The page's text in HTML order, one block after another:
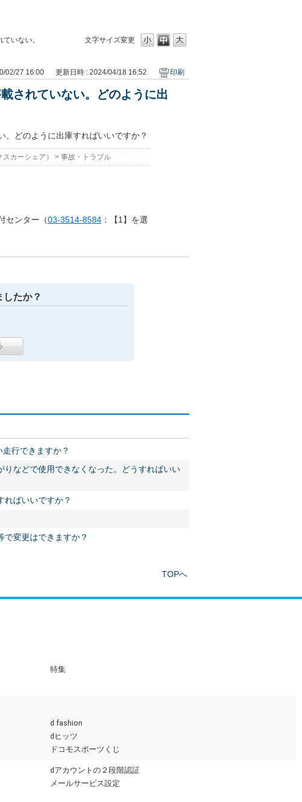
文字サイズ変更
いない。
02/27 16:00 更新日時 : 2024/04/18 16:52 印刷
されていない。どのように出
。どのように出庫すればいいですか？
カーシェア） > 事故・トラブル
センター（03-3514-8584：【1】を選
したか？
行できますか？
などで使用できなくなった。どうすればいい
ればいいですか？
で変更はできますか？
TOPへ
特集
d fashion
dヒッツ
ドコモスポーツくじ
dアカウントの２段階認証
メールサービス設定